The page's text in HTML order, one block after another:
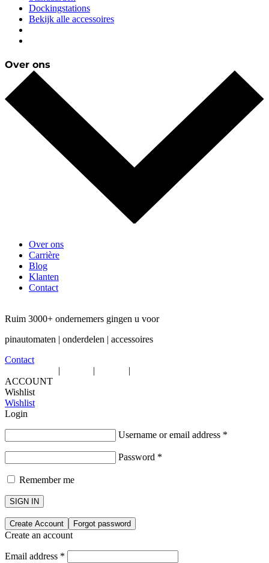
Dockingstations
Bekijk alle accessoires
Over ons
Over ons
Carrière
Blog
Klanten
Contact
Ruim 3000+ ondernemers gingen u voor
pinautomaten | onderdelen | accessoires
Contact
| | |
ACCOUNT
Wishlist
Wishlist
Login
Username or email address *
Password *
Remember me
SIGN IN
Create Account Forgot password
Create an account
Email address *